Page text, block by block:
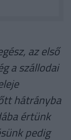
az első
a szállodai
hátrányba
értünk
pedig